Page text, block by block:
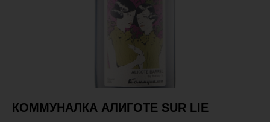
КОММУНАЛКА АЛИГОТЕ SUR LIE